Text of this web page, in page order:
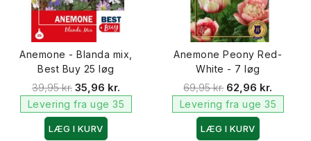
Anemone - Blanda mix,
Best Buy 25 løg
39,95 kr. 35,96 kr.
Levering fra uge 35
LÆG I KURV
Anemone Peony Red-
White - 7 løg
69,95 kr. 62,96 kr.
Levering fra uge 35
LÆG I KURV